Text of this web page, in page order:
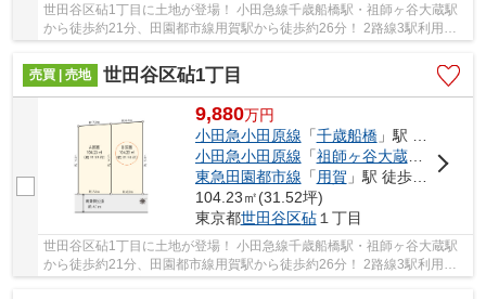
世田谷区砧1丁目に土地が登場！ 小田急線千歳船橋駅・祖師ヶ谷大蔵駅
から徒歩約21分、田園都市線用賀駅から徒歩約26分！ 2路線3駅利用可
能な大変便利な立地に位置した物件です。 駅徒...
売買 | 売地
世田谷区砧1丁目
9,880万円
小田急小田原線 「千歳船橋」駅 徒歩21分
小田急小田原線 「祖師ヶ谷大蔵」駅 徒歩
東急田園都市線 「 用賀 」駅 徒歩26分
104.23㎡(31.52坪)
東京都世田谷区砧１丁目
世田谷区砧1丁目に土地が登場！ 小田急線千歳船橋駅・祖師ヶ谷大蔵駅
から徒歩約21分、田園都市線用賀駅から徒歩約26分！ 2路線3駅利用可
能な大変便利な立地に位置した物件です。 駅徒...